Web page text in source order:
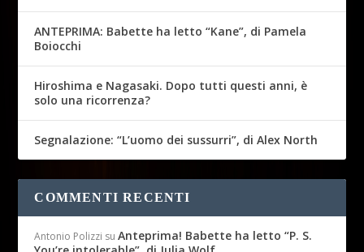
ANTEPRIMA: Babette ha letto “Kane”, di Pamela
Boiocchi
Hiroshima e Nagasaki. Dopo tutti questi anni, è
solo una ricorrenza?
Segnalazione: “L’uomo dei sussurri”, di Alex North
COMMENTI RECENTI
Antonio Polizzi suAnteprima! Babette ha letto “P. S.